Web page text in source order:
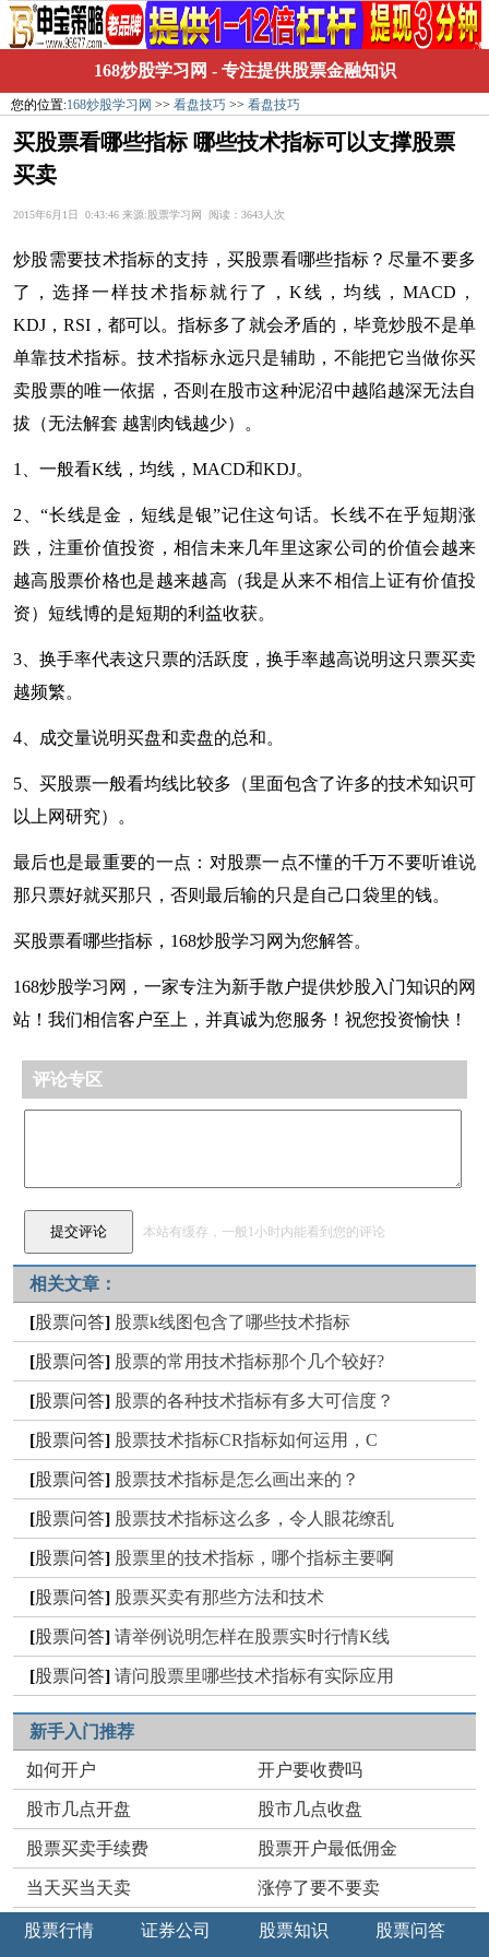
168炒股学习网 - 专注提供股票金融知识
您的位置:168炒股学习网 >> 看盘技巧 >> 看盘技巧
买股票看哪些指标 哪些技术指标可以支撑股票
买卖
2015年6月1日 0:43:46 来源:股票学习网 阅读：3643人次
炒股需要技术指标的支持，买股票看哪些指标？尽量不要多
了，选择一样技术指标就行了，K线，均线，MACD，
KDJ，RSI，都可以。指标多了就会矛盾的，毕竟炒股不是单
单靠技术指标。技术指标永远只是辅助，不能把它当做你买
卖股票的唯一依据，否则在股市这种泥沼中越陷越深无法自
拔（无法解套 越割肉钱越少）。
1、一般看K线，均线，MACD和KDJ。
2、“长线是金，短线是银”记住这句话。长线不在乎短期涨
跌，注重价值投资，相信未来几年里这家公司的价值会越来
越高股票价格也是越来越高（我是从来不相信上证有价值投
资）短线博的是短期的利益收获。
3、换手率代表这只票的活跃度，换手率越高说明这只票买卖
越频繁。
4、成交量说明买盘和卖盘的总和。
5、买股票一般看均线比较多（里面包含了许多的技术知识可
以上网研究）。
最后也是最重要的一点：对股票一点不懂的千万不要听谁说
那只票好就买那只，否则最后输的只是自己口袋里的钱。
买股票看哪些指标，168炒股学习网为您解答。
168炒股学习网，一家专注为新手散户提供炒股入门知识的网
站！我们相信客户至上，并真诚为您服务！祝您投资愉快！
评论专区
本站有缓存，一般1小时内能看到您的评论
相关文章：
[股票问答] 股票k线图包含了哪些技术指标
[股票问答] 股票的常用技术指标那个几个较好?
[股票问答] 股票的各种技术指标有多大可信度？
[股票问答] 股票技术指标CR指标如何运用，C
[股票问答] 股票技术指标是怎么画出来的？
[股票问答] 股票技术指标这么多，令人眼花缭乱
[股票问答] 股票里的技术指标，哪个指标主要啊
[股票问答] 股票买卖有那些方法和技术
[股票问答] 请举例说明怎样在股票实时行情K线
[股票问答] 请问股票里哪些技术指标有实际应用
新手入门推荐
如何开户 开户要收费吗
股市几点开盘 股市几点收盘
股票买卖手续费 股票开户最低佣金
当天买当天卖 涨停了要不要卖
股票行情 证券公司 股票知识 股票问答